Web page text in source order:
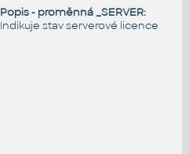
Popis - proměnná _SERVER:
Indikuje stav serverové licence